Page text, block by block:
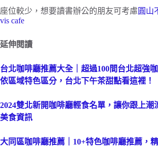
座位較少，想要讀書辦公的朋友可考慮 圓山
vis cafe
延伸閱讀
台北咖啡廳推薦大全｜超過100間台北超強
依區域特色區分，台北下午茶甜點看這裡！
2024雙北新開咖啡廳輕食名單，讓你跟上潮
美食資訊
大同區咖啡廳推薦｜10+特色咖啡廳推薦，